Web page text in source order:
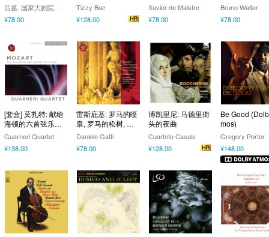
吕
嘉, 国家大剧院管弦乐团, 国家大剧院唱片公司
¥78.00
Tizzy Bac
¥128.00
Xavier de Maistre
¥78.00
Bruno Walter
¥78.00
[套盒] 莫扎特: 献给
海顿的六首弦乐四
重奏 (3 Discs)
Guarneri Quartet
¥138.00
雷斯庇基: 罗马的喷
泉, 罗马的松树, 罗
马的节日
Daniele Gatti
¥78.00
博凯里尼: 马德里街
头的夜曲
Cuarteto Casals
¥128.00
Be Good
mos)
Gregory Porter
¥148.00